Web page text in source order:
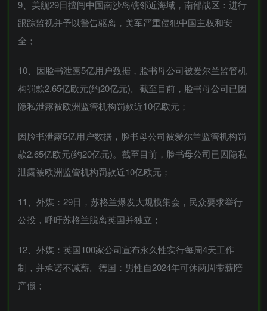
9、美舰29日擅闯中国南沙岛礁邻近海域，南部战区：进行
跟踪监视并予以警告驱离，美军严重侵犯中国主权和安
全；
10、因脸书泄露5亿用户数据，脸书母公司被爱尔兰监管机
构罚款2.65亿欧元(约20亿元)。截至目前，脸书母公司已因
隐私泄露被欧洲监管机构罚款近10亿欧元；
因脸书泄露5亿用户数据，脸书母公司被爱尔兰监管机构罚
款2.65亿欧元(约20亿元)。截至目前，脸书母公司已因隐私
泄露被欧洲监管机构罚款近10亿欧元；
11、外媒：29日，苏格兰爆发大规模集会，民众要求举行
公投，呼吁苏格兰脱离英国并独立；
12、外媒：英国100家公司宣布永久性实行每周4天工作
制，并承诺不减薪。德国：男性自2024年可休两周带薪陪
产假；